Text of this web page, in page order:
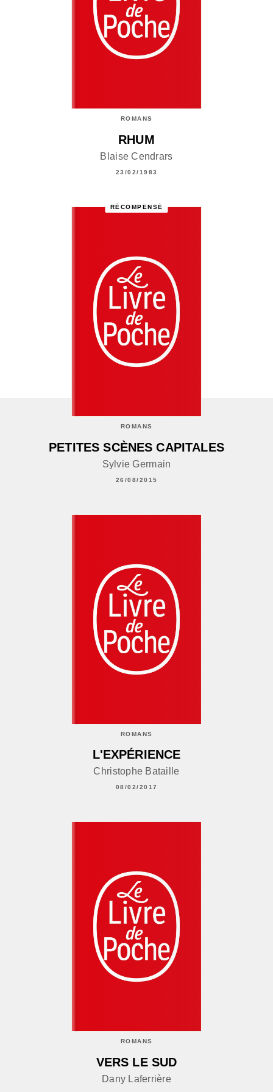
ROMANS
RHUM
Blaise Cendrars
23/02/1983
RÉCOMPENSÉ
ROMANS
PETITES SCÈNES CAPITALES
Sylvie Germain
26/08/2015
ROMANS
L'EXPÉRIENCE
Christophe Bataille
08/02/2017
ROMANS
VERS LE SUD
Dany Laferrière